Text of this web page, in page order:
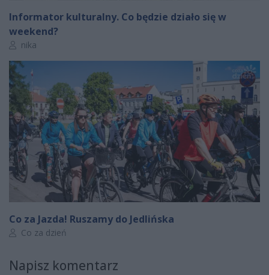
Informator kulturalny. Co będzie działo się w
weekend?
Autor artykułu:
nika
Co za Jazda! Ruszamy do Jedlińska
Autor artykułu:
Co za dzień
Napisz komentarz